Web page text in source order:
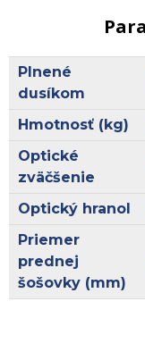
Plnené
dusíkom
Hmotnosť (kg)
Optické
zväčšenie
Optický hranol
Priemer
prednej
šošovky (mm)